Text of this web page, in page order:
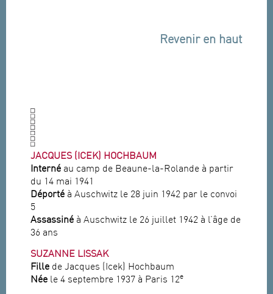
Revenir en haut
JACQUES (ICEK) HOCHBAUM
Interné au camp de Beaune-la-Rolande à partir
du 14 mai 1941
Déporté à Auschwitz le 28 juin 1942 par le convoi
5
Assassiné à Auschwitz le 26 juillet 1942 à l’âge de
36 ans
SUZANNE LISSAK
Fille de Jacques (Icek) Hochbaum
Née le 4 septembre 1937 à Paris 12e